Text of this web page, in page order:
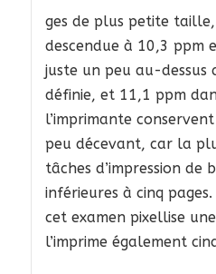
ges de plus petite
descendue à 10,3 ppm
juste un peu au-dessus
définie, et 11,1 ppm
l’imprimante
peu décevant, car la
tâches d’impression de
inférieures à cinq
cet examen pixellise
l’imprime également